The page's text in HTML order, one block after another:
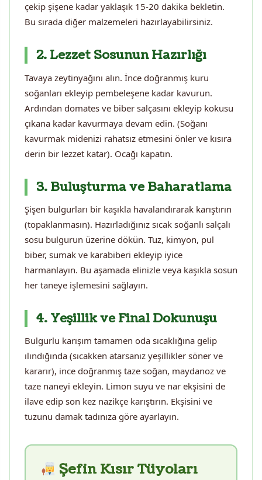
çekip şişene kadar yaklaşık 15-20 dakika bekletin.
Bu sırada diğer malzemeleri hazırlayabilirsiniz.
2. Lezzet Sosunun Hazırlığı
Tavaya zeytinyağını alın. İnce doğranmış kuru
soğanları ekleyip pembeleşene kadar kavurun.
Ardından domates ve biber salçasını ekleyip kokusu
çıkana kadar kavurmaya devam edin. (Soğanı
kavurmak midenizi rahatsız etmesini önler ve kısıra
derin bir lezzet katar). Ocağı kapatın.
3. Buluşturma ve Baharatlama
Şişen bulgurları bir kaşıkla havalandırarak karıştırın
(topaklanmasın). Hazırladığınız sıcak soğanlı salçalı
sosu bulgurun üzerine dökün. Tuz, kimyon, pul
biber, sumak ve karabiberi ekleyip iyice
harmanlayın. Bu aşamada elinizle veya kaşıkla sosun
her taneye işlemesini sağlayın.
4. Yeşillik ve Final Dokunuşu
Bulgurlu karışım tamamen oda sıcaklığına gelip
ılındığında (sıcakken atarsanız yeşillikler söner ve
kararır), ince doğranmış taze soğan, maydanoz ve
taze naneyi ekleyin. Limon suyu ve nar ekşisini de
ilave edip son kez nazikçe karıştırın. Ekşisini ve
tuzunu damak tadınıza göre ayarlayın.
Şefin Kısır Tüyoları